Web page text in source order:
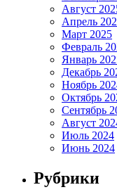
Август
Апрель
Март 2025
Февраль
Январь
Декабрь
Ноябрь
Октябрь
Сентябрь
Август
Июль 2024
Июнь 2024
Рубрики